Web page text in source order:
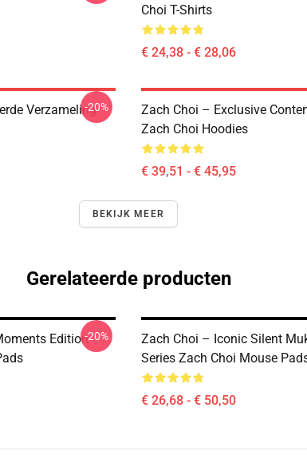
Choi T-Shirts
€ 24,38 - € 28,06
Verzameling-20%
Zach Choi – Exclusive
Zach Choi Hoodies
€ 39,51 - € 45,95
BEKIJK MEER
Gerelateerde producten
Edition-20%
Zach Choi – Iconic Silent
Series Zach Choi Mouse
€ 26,68 - € 50,50